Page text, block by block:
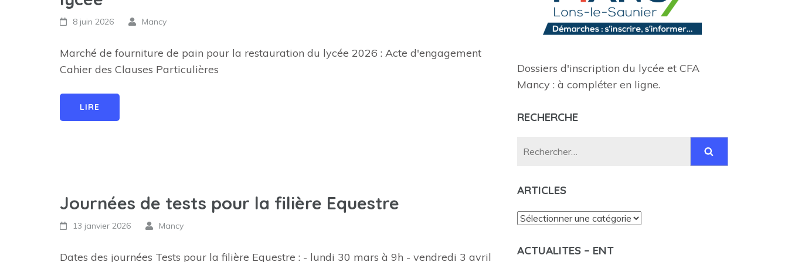
8 juin 2026 Mancy
Marché de fourniture de pain pour la restauration du lycée 2026 : Acte d'engagement
Cahier des Clauses Particulières
LIRE
Journées de tests pour la filière Equestre
13 janvier 2026 Mancy
Dates des journées Tests pour la filière Equestre : - lundi 30 mars à 9h - vendredi 3 avril
Dossiers d'inscription du lycée et CFA
Mancy : à compléter en ligne.
RECHERCHE
Rechercher :
ARTICLES
Articles
ACTUALITES – ENT